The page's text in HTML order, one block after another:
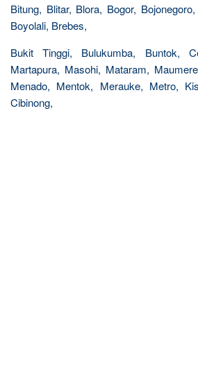
Bitung, Blitar, Blora, Bogor,
Boyolali, Brebes,
Bukit Tinggi, Bulukumba, Buntok,
Martapura, Masohi, Mataram,
Menado, Mentok, Merauke, Metro,
Cibinong,